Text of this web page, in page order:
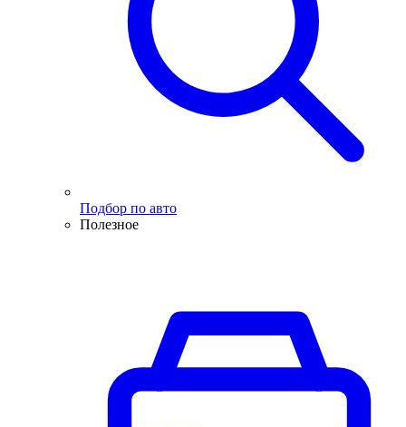
Подбор по авто
Полезное